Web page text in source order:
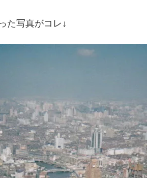
た写真がコレ↓